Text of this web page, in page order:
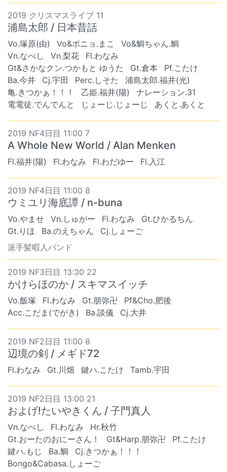
2019 クリスマスライブ 11
浦島太郎 / 日本昔話
Vo.塚原(由) Vo&ポニョ.まこ
Vo&鯛ちゃん.鯛
Vn.なべし
Vn.梨花
Fl.わなみ
Gt&さかなクン.つかもと ゆうた
Gt.倉本
Pf.こたけ
Ba.今井
Cj.宇田 Perc.しそた
浦島太郎.福井(光)
亀.きつかぁ！！！
乙姫.福井(陽)
ナレーション.31
電電徒.でんでんと
じょーじ.じょーじ あくと.あくと
2019 NF4日目 11:00 7
A Whole New World / Alan Menken
Fl.福井(陽) Fl.わなみ Fl.わだゆー Fl.入江
2019 NF4日目 11:00 8
ウミユリ海底譚 / n-buna
Vo.やませ Vn.しゅがー Fl.わなみ
Gt.ひかるちん
Gt.りほ
Ba.のえちゃん
Cj.しょーご
派手髪暇人バンド
2019 NF3日目 13:30 22
かけらほのか / スキマスイッチ
Vo.飯塚 Fl.わなみ Gt.朋弥卍
Pf&Cho.肥後
Acc.こだま(でがき)
Ba.談儀 Cj.大井
2019 NF2日目 11:00 8
辺境の剣 / メギド72
Fl.わなみ Gt.川畑 鍵ハ.こたけ Tamb.宇田
2019 NF2日目 13:00 21
およげ!たいやきくん / 子門真人
Vn.なべし Fl.わなみ
Hr.秋竹
Gt.おーたのおにーさん！
Gt&Harp.朋弥卍
Pf.こたけ
鍵ハ.もじ
Ba.鯛
Cj.きつかぁ！！！
Bongo&Cabasa.しょーご